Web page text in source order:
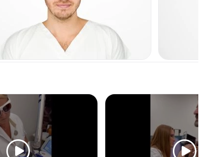
Digitální dermatoskop
Od 2.500 Kč
Laserová léčba akné